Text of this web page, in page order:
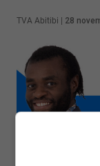
TVA Abitibi 28